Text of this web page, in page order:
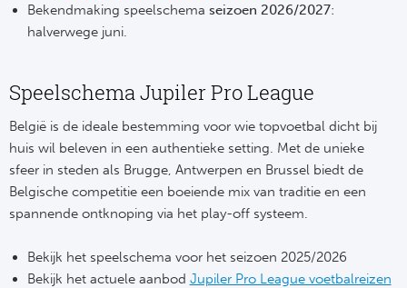
Bekendmaking speelschema seizoen 2026/2027:
halverwege juni.
Speelschema Jupiler Pro League
België is de ideale bestemming voor wie topvoetbal dicht bij
huis wil beleven in een authentieke setting. Met de unieke
sfeer in steden als Brugge, Antwerpen en Brussel biedt de
Belgische competitie een boeiende mix van traditie en een
spannende ontknoping via het play-off systeem.
Bekijk het speelschema voor het seizoen 2025/2026
Bekijk het actuele aanbod Jupiler Pro League voetbalreizen